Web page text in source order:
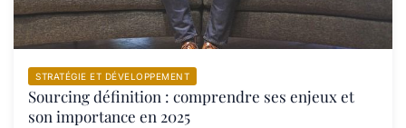
STRATÉGIE ET DÉVELOPPEMENT
Sourcing définition : comprendre ses enjeux et
son importance en 2025